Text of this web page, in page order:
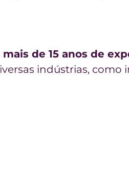
de 15 anos de
indústrias, como